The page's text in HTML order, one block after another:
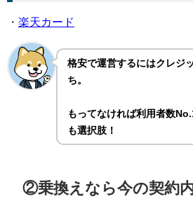
・ 楽天カード
格安で運営するにはクレジ
ち。
もってなければ利用者数
も選択肢！
②乗換えなら今の契約